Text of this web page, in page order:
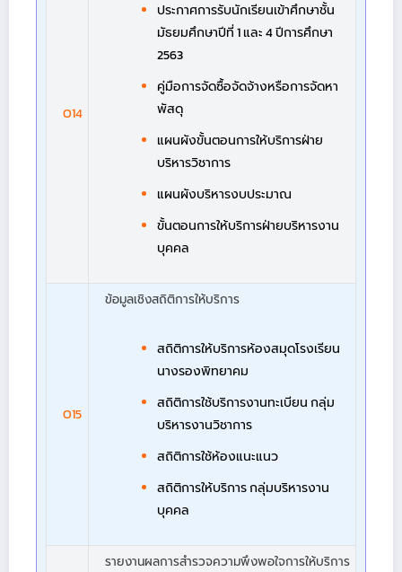
O14
ประกาศการรับนักเรียนเข้าศึกษาชั้น
มัธยมศึกษาปีที่ 1 และ 4 ปีการศึกษา
2563
คู่มือการจัดซื้อจัดจ้างหรือการจัดหา
พัสดุ
แผนผังขั้นตอนการให้บริการฝ่าย
บริหารวิชาการ
แผนผังบริหารงบประมาณ
ขั้นตอนการให้บริการฝ่ายบริหารงาน
บุคคล
O15
ข้อมูลเชิงสถิติการให้บริการ
สถิติการให้บริการห้องสมุดโรงเรียน
นางรองพิทยาคม
สถิติการใช้บริการงานทะเบียน กลุ่ม
บริหารงานวิชาการ
สถิติการใช้ห้องแนะแนว
สถิติการให้บริการ กลุ่มบริหารงาน
บุคคล
รายงานผลการสำรวจความพึงพอใจการให้บริการ